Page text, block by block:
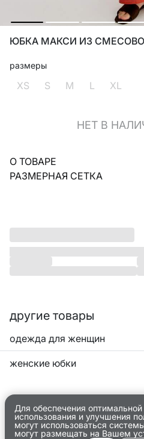
ЮБКА МАКСИ ИЗ
размеры
XS S M L XL
НЕТ В
О ТОВАРЕ
РАЗМЕРНАЯ СЕТКА
другие товары
одежда для женщин
женские юбки
Для обеспечения
использования и улучшения
могут использоваться
могут размещать на Вашем